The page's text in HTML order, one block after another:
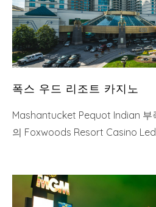
폭스 우드 리조트 카지노
Mashantucket Pequot Indian 부
의 Foxwoods Resort Casino